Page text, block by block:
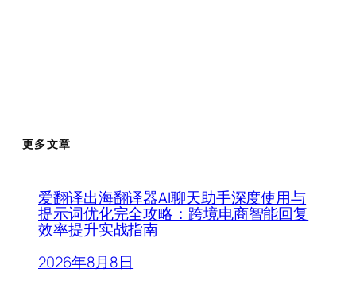
更多文章
爱翻译出海翻译器AI聊天助手深度使用与
提示词优化完全攻略：跨境电商智能回复
效率提升实战指南
2026年8月8日